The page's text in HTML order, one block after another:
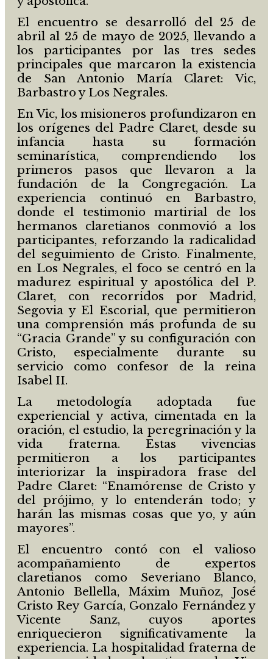
El encuentro se desarrolló del 25 de
abril al 25 de mayo de 2025, llevando a
los participantes por las tres sedes
principales que marcaron la existencia
de San Antonio María Claret: Vic,
Barbastro y Los Negrales.
En Vic, los misioneros profundizaron en
los orígenes del Padre Claret, desde su
infancia hasta su formación
seminarística, comprendiendo los
primeros pasos que llevaron a la
fundación de la Congregación. La
experiencia continuó en Barbastro,
donde el testimonio martirial de los
hermanos claretianos conmovió a los
participantes, reforzando la radicalidad
del seguimiento de Cristo. Finalmente,
en Los Negrales, el foco se centró en la
madurez espiritual y apostólica del P.
Claret, con recorridos por Madrid,
Segovia y El Escorial, que permitieron
una comprensión más profunda de su
“Gracia Grande” y su configuración con
Cristo, especialmente durante su
servicio como confesor de la reina
Isabel II.
La metodología adoptada fue
experiencial y activa, cimentada en la
oración, el estudio, la peregrinación y la
vida fraterna. Estas vivencias
permitieron a los participantes
interiorizar la inspiradora frase del
Padre Claret: “Enamórense de Cristo y
del prójimo, y lo entenderán todo; y
harán las mismas cosas que yo, y aún
mayores”.
El encuentro contó con el valioso
acompañamiento de expertos
claretianos como Severiano Blanco,
Antonio Bellella, Máxim Muñoz, José
Cristo Rey García, Gonzalo Fernández y
Vicente Sanz, cuyos aportes
enriquecieron significativamente la
experiencia. La hospitalidad fraterna de